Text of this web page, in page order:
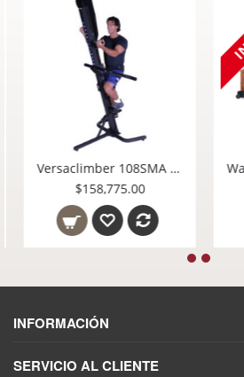
IN STOCK
Ballbike Revolution
$96,095.00
INFORMACIÓN
SERVICIO AL CLIENTE